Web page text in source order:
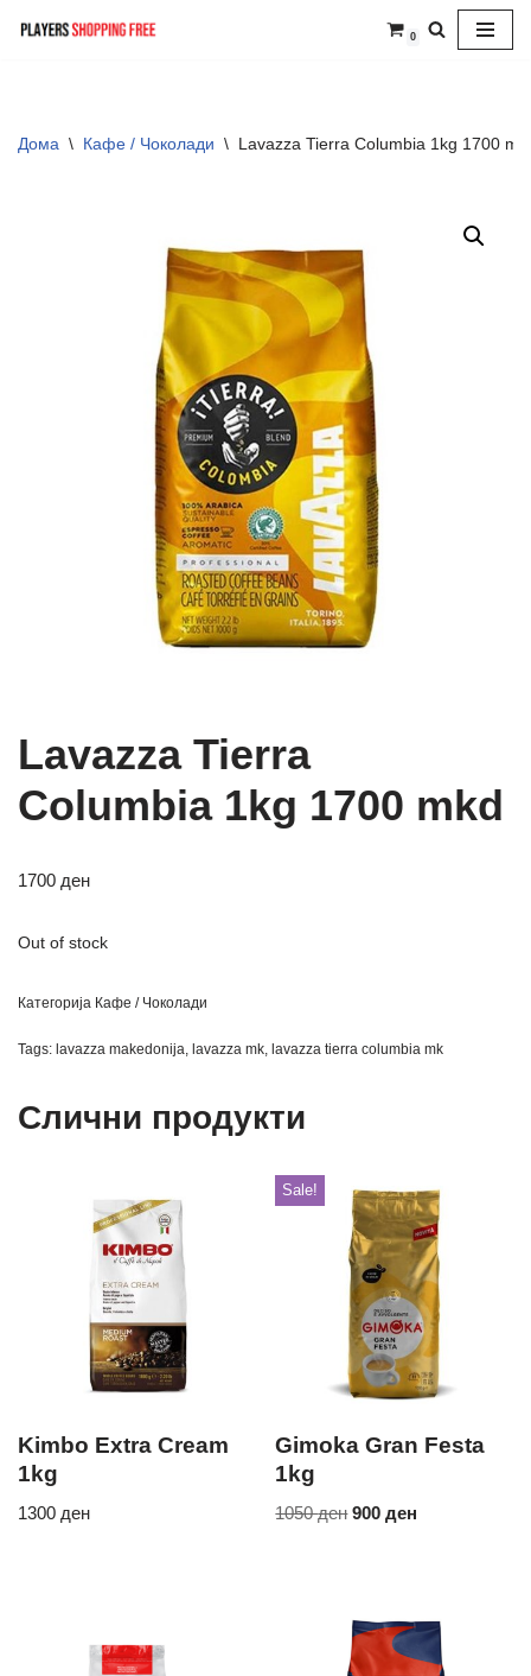
0
Дома \ Кафе / Чоколади \ Lavazza Tierra Columbia 1kg 1700
Lavazza Tierra
Columbia 1kg 1700 mkd
1700 ден
Out of stock
Категорија Кафе / Чоколади
Tags: lavazza makedonija, lavazza mk, lavazza tierra columbia mk
Слични продукти
Kimbo Extra Cream
1kg
1300 ден
Sale!
Gimoka Gran Festa
1kg
1050ден 900ден